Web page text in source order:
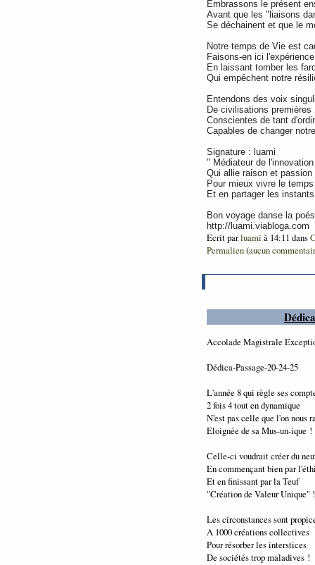
Embrassons le présent
Avant que les "liaisons
Se déchainent et que le
Notre temps de Vie est
Faisons-en ici l'expérience
En laissant tomber les
Qui empêchent notre
Entendons des voix
De civilisations premières
Conscientes de tant
Capables de changer
Signature : luami
" Médiateur de l'innovation
Qui allie raison et passion
Pour mieux vivre le
Et en partager les
Bon voyage danse la
http://luami.viabloga.com
Ecrit parluami à 14:11 dans
Permalien(aucun
Accolade Magistrale
Dédica-Passage-20-24-25
L'année 8 qui règle ses
2 fois 4 tout en dynamique
N'est pas celle que l'on nous
Eloignée de sa Mus-un-ique !
Celle-ci voudrait créer du
En commençant bien par
Et en finissant par la Teuf
"Création de Valeur Unique" !
Les circonstances sont
A 1000 créations collectives
Pour résorber les interstices
De sociétés trop maladives !